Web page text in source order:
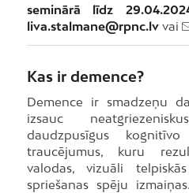
seminārā līdz
liva.stalmane@rpnc.lvvai
Kas ir demence?
Demence ir smadzeņu
izsauc
daudzpusīgus
traucējumus, kuru
valodas, vizuāli
spriešanas spēju